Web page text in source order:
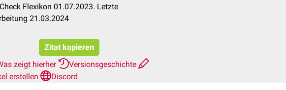
Flexikon 01.07.2023. Letzte
21.03.2024
Zitat kopieren
zeigt hierher
Versionsgeschichte
erstellen
Discord